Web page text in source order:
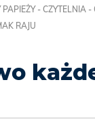
PAPIEŻY - CZYTELNIA -
RAJU